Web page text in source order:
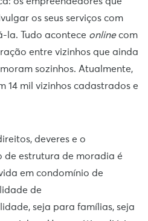
os seus serviços com
la. Tudo acontece onlinecom
entre vizinhos que ainda
sozinhos. Atualmente,
14 mil vizinhos cadastrados e
deveres e o
de estrutura de moradia é
em condomínio de
de
seja para famílias, seja